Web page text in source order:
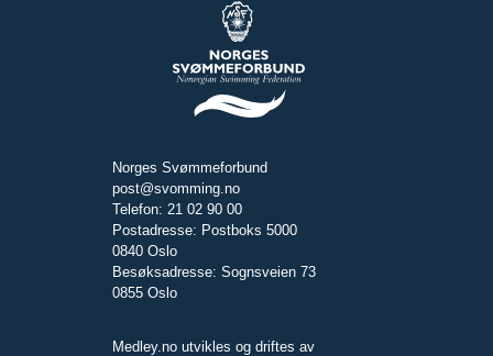
Norges Svømmeforbund
post@svomming.no
Telefon: 21 02 90 00
Postadresse: Postboks 5000
0840 Oslo
Besøksadresse: Sognsveien 73
0855 Oslo
Medley.no utvikles og driftes av